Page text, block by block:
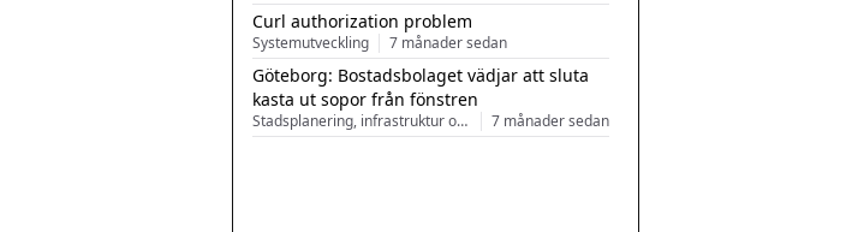
Curl authorization problem
Systemutveckling 7 månader sedan
Göteborg: Bostadsbolaget vädjar att sluta
kasta ut sopor från fönstren
Stadsplanering, infrastruktur och arkitektur 7 månader sedan